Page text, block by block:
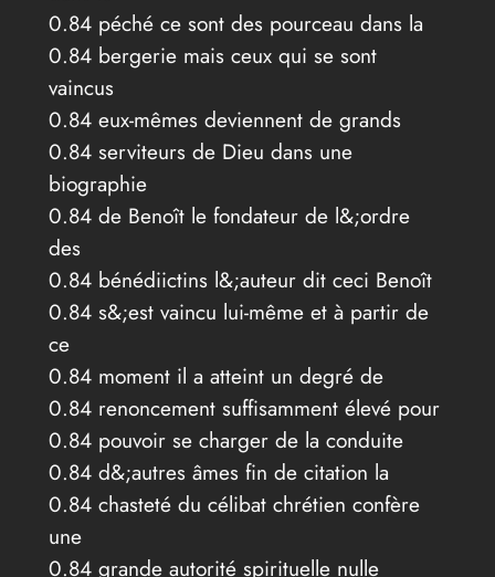
0.84 péché ce sont des pourceau dans la
0.84 bergerie mais ceux qui se sont
vaincus
0.84 eux-mêmes deviennent de grands
0.84 serviteurs de Dieu dans une
biographie
0.84 de Benoît le fondateur de l&;ordre
des
0.84 bénédiictins l&;auteur dit ceci Benoît
0.84 s&;est vaincu lui-même et à partir de
ce
0.84 moment il a atteint un degré de
0.84 renoncement suffisamment élevé pour
0.84 pouvoir se charger de la conduite
0.84 d&;autres âmes fin de citation la
0.84 chasteté du célibat chrétien confère
une
0.84 grande autorité spirituelle nulle